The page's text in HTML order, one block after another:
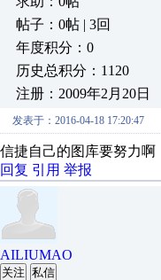
帖子：0帖 | 3回
年度积分：0
历史总积分：1120
注册：2009年2月20日
发表于：2016-04-18 17:20:47
信捷自己的图库要努力啊
回复 引用 举报
AILIUMAO
关注 私信